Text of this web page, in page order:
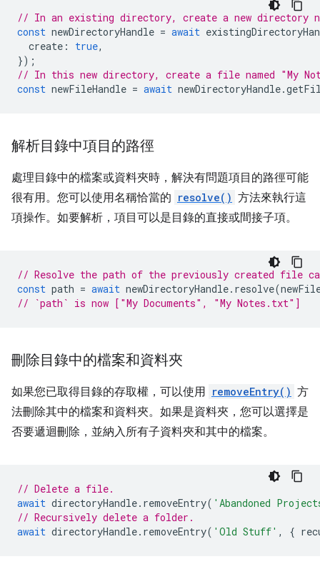
// In an existing directory, create a new directory
const newDirectoryHandle = await
create : true,
});
// In this new directory, create a file named "My
const newFileHandle = await newDirectoryHandle.
解析目錄中項目的路徑
處理目錄中的檔案或資料夾時，解決有問題項目的路徑可能
很有用。您可以使用名稱恰當的 resolve() 方法來執行這
項操作。如要解析，項目可以是目錄的直接或間接子項。
// Resolve the path of the previously created file
const path = await newDirectoryHandle. resolve(
// `path` is now ["My Documents", "My Notes.txt"]
刪除目錄中的檔案和資料夾
如果您已取得目錄的存取權，可以使用 removeEntry() 方
法刪除其中的檔案和資料夾。如果是資料夾，您可以選擇是
否要遞迴刪除，並納入所有子資料夾和其中的檔案。
// Delete a file.
await directoryHandle. removeEntry( 'Abandoned
// Recursively delete a folder.
await directoryHandle. removeEntry( 'Old Stuff' , {